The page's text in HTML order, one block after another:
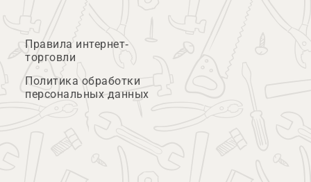
Правила интернет-
торговли
Политика обработки
персональных данных